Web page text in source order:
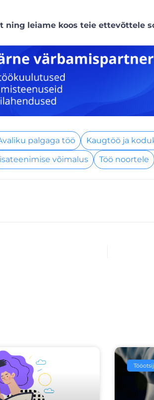
ning leiame koos teie ettevõttele
palgaga töö
Kaugtöö ja
võimalus Töö noortele